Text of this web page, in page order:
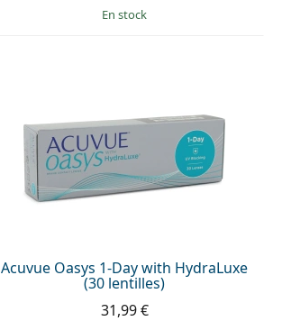
en stock
Acuvue Oasys 1-Day with HydraLuxe
(30 lentilles)
31,99 €